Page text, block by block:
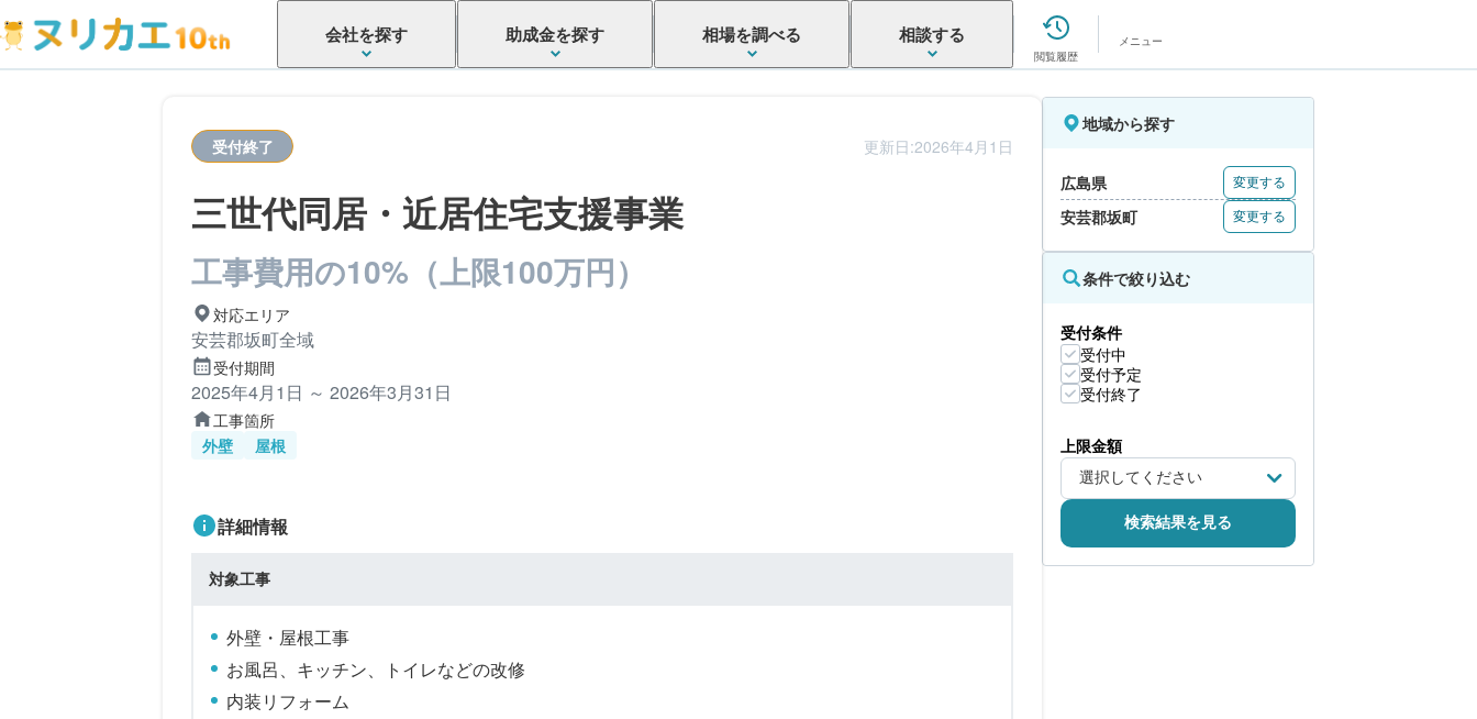
会社を探す 助成金を探す 相場を調べる 相談する
閲覧履歴
メニュー
受付終了 更新日:2026年4月1日
三世代同居・近居住宅支援事業
工事費用の10%（上限100万円）
対応エリア
安芸郡坂町全域
受付期間
2025年4月1日 ～ 2026年3月31日
工事箇所
外壁
屋根
詳細情報
対象工事
外壁・屋根工事
お風呂、キッチン、トイレなどの改修
内装リフォーム
地域から探す
広島県 変更する
安芸郡坂町 変更する
条件で絞り込む
受付条件
受付中
受付予定
受付終了
上限金額
検索結果を見る